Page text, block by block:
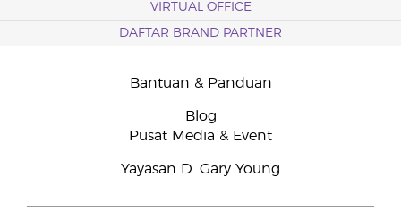
VIRTUAL OFFICE
DAFTAR BRAND PARTNER
Bantuan & Panduan
Blog
Pusat Media & Event
Yayasan D. Gary Young